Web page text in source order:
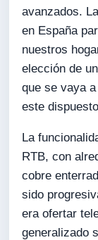
avanzados.
en España
nuestros
elección de
que se vaya
este
La
RTB, con
cobre
sido
era ofertar
generalizado